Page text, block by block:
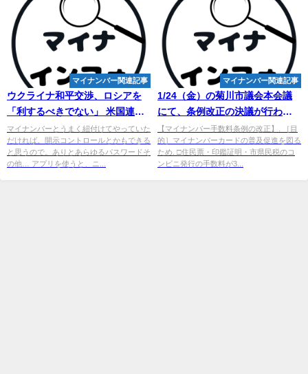
マイナンバー関連記事
ウクライナ和平交渉、ロシアを
「利するべきでない」 米国連大
使 - NewsPicks
マイナンバーとうまく紐付けてやっていた
だければ。開示コントロールとかもできる
と思うので。ありとあらゆるパスワードそ
の他… アプリを使うと、ニ...
マイナンバー関連記事
1/24（金）の菊川市議会本会議
にて、条例改正の決議が行われ
ました。主なもの ... - 選挙ドッ
トコム
【マイナンバー手数料条例の改正】. ［目
的］マイナンバーカードの普及促進を図る
ため. □住民票・印鑑証明・市県民税のコ
ンビニ発行の手数料が3...